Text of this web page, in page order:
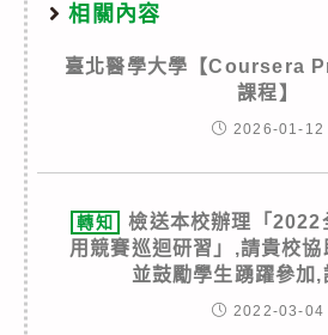
相關內容
臺北醫學大學【Coursera
課程】
2026-01-12
轉知
檢送本校辦理「2022
用競賽巡迴研習」,請貴校
並鼓勵學生踴躍參加,
2022-03-04